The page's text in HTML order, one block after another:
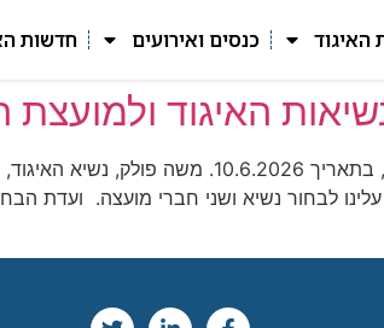
האיגוד כנסים ואירועים חדשות
האיגוד ולמועצת
הבחירות הקרובות למועצת האיגוד ייערכו
עלינו לבחור נשיא ושני חברי מועצה. ועדת